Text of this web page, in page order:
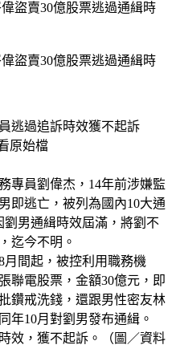
逃過追訴時效獲不起訴
原始檔
專員劉偉杰，14年前涉嫌監
即逃亡，被列為國內10大通
男通緝時效屆滿，將劉不
迄今不明。
月間起，被控利用職務機
聯電股票，金額30億元，即
鑽戒洗錢，還跟男性密友林
年10月對劉男發布通緝。
效，獲不起訴。（圖／資料